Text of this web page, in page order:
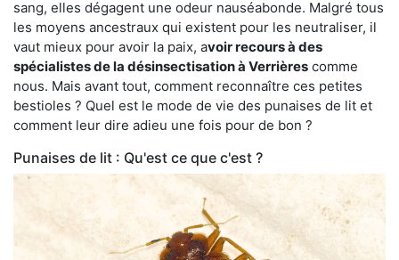
sang, elles dégagent une odeur nauséabonde. Malgré tous
les moyens ancestraux qui existent pour les neutraliser, il
vaut mieux pour avoir la paix, avoir recours à des
spécialistes de la désinsectisation à Verrières comme
nous. Mais avant tout, comment reconnaître ces petites
bestioles ? Quel est le mode de vie des punaises de lit et
comment leur dire adieu une fois pour de bon ?
Punaises de lit : Qu'est ce que c'est ?